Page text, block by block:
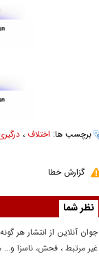
برچسب ها: اختلاف ،
گزارش خطا
نظر شما
جوان آنلاين از انتشار هر
غير مرتبط ، فحش، ناسزا